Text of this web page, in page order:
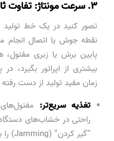
۳. سرعت مونتاژ: تفاوت ثانیه‌ها در تیراژ میلیونی
نقطه جوش یا اتصال انجام
زمان مفید تولید از دست
تغذیه سریع‌تر:
راحتی در خشاب‌های
“گیر کردن” (Jamming) را به حداقل می‌رسانند.